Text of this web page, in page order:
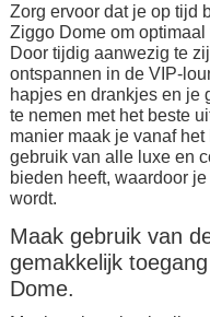
Zorg ervoor dat je op tijd
Ziggo Dome om
Door tijdig aanwezig te
ontspannen in de VIP-
hapjes en drankjes en je
te nemen met het beste
manier maak je vanaf
gebruik van alle luxe en
bieden heeft, waardoor
wordt.
Maak gebruik van
gemakkelijk
Dome.